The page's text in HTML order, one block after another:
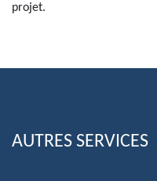
projet.
AUTRES SERVICES